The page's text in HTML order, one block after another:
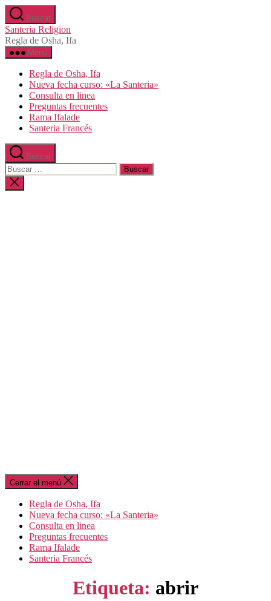
Saltar
al
contenido
Buscar
Santeria Religion
Regla de Osha, Ifa
Menú
Regla de Osha, Ifa
Nueva fecha curso: «La Santeria»
Consulta en linea
Preguntas frecuentes
Rama Ifalade
Santeria Francés
Buscar
Buscar:
Cerrar
la
Cerrar el menú
Regla de Osha, Ifa
Nueva fecha curso: «La Santeria»
Consulta en linea
Preguntas frecuentes
Rama Ifalade
Santeria Francés
Etiqueta: abrir